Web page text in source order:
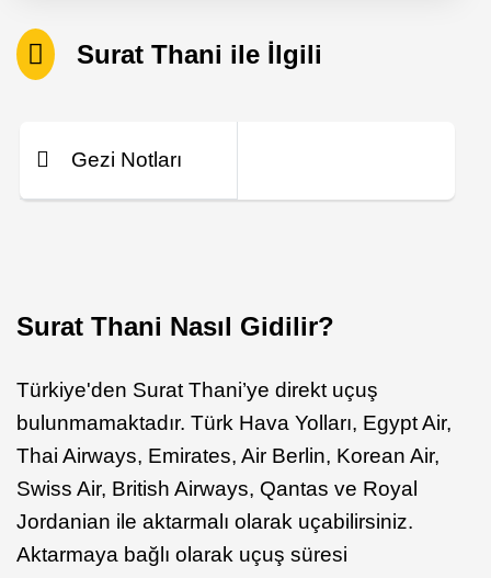
Surat Thani ile İlgili
Gezi Notları
Surat Thani Nasıl Gidilir?
Türkiye'den Surat Thani’ye direkt uçuş
bulunmamaktadır. Türk Hava Yolları, Egypt Air,
Thai Airways, Emirates, Air Berlin, Korean Air,
Swiss Air, British Airways, Qantas ve Royal
Jordanian ile aktarmalı olarak uçabilirsiniz.
Aktarmaya bağlı olarak uçuş süresi